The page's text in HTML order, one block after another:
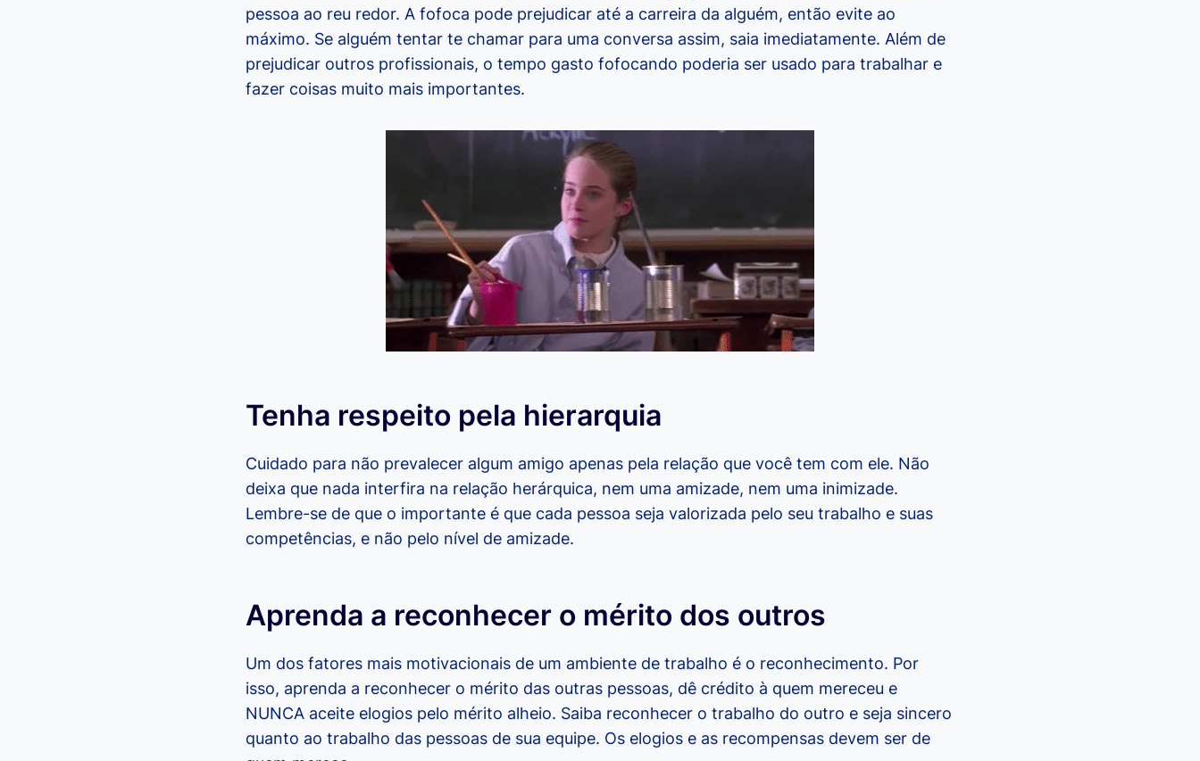
pessoa ao reu redor. A fofoca pode prejudicar até a carreira da alguém, então evite ao
máximo. Se alguém tentar te chamar para uma conversa assim, saia imediatamente. Além de
prejudicar outros profissionais, o tempo gasto fofocando poderia ser usado para trabalhar e
fazer coisas muito mais importantes.
Tenha respeito pela hierarquia
Cuidado para não prevalecer algum amigo apenas pela relação que você tem com ele. Não
deixa que nada interfira na relação herárquica, nem uma amizade, nem uma inimizade.
Lembre-se de que o importante é que cada pessoa seja valorizada pelo seu trabalho e suas
competências, e não pelo nível de amizade.
Aprenda a reconhecer o mérito dos outros
Um dos fatores mais motivacionais de um ambiente de trabalho é o reconhecimento. Por
isso, aprenda a reconhecer o mérito das outras pessoas, dê crédito à quem mereceu e
NUNCA aceite elogios pelo mérito alheio. Saiba reconhecer o trabalho do outro e seja sincero
quanto ao trabalho das pessoas de sua equipe. Os elogios e as recompensas devem ser de